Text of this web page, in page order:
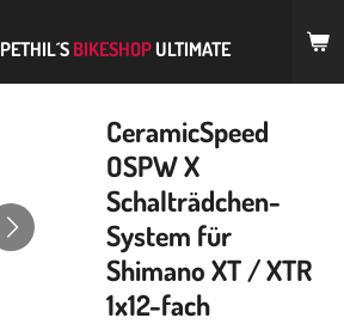
PETHIL´S BIKESHOP ULTIMATE
CeramicSpeed
OSPW X
Schalträdchen-
System für
Shimano XT / XTR
1x12-fach